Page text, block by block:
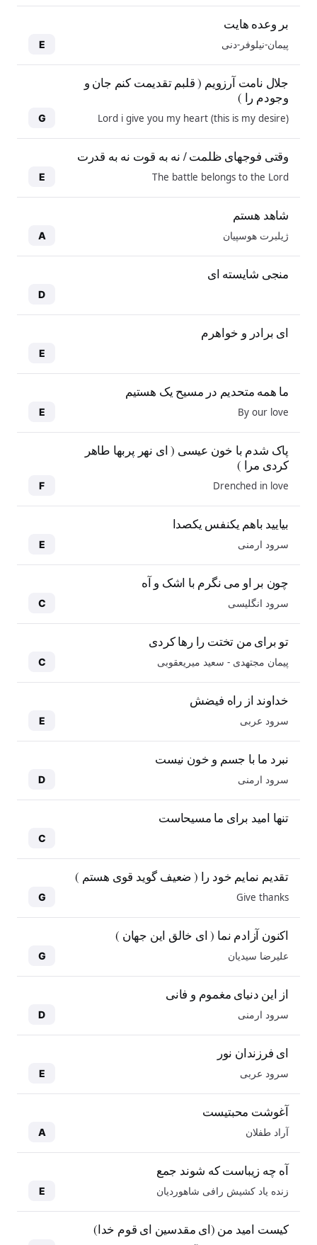
بر وعده هایت
پیمان-نیلوفر-دنی E
جلال نامت آرزویم ( قلبم تقدیمت کنم جان و
وجودم را )
Lord i give you my heart (this is my desire)
G
وقتی فوجهای ظلمت / نه به قوت نه به قدرت
The battle belongs to the Lord
E
شاهد هستم
ژیلبرت هوسپیان A
منجی شایسته ای
D
ای برادر و خواهرم
E
ما همه متحدیم در مسیح یک هستیم
By our love
E
پاک شدم با خون عیسی ( ای نهر پربها طاهر
کردی مرا )
Drenched in love
F
بیایید باهم یکنفس یکصدا
سرود ارمنی E
چون بر او می نگرم با اشک و آه
سرود انگلیسی C
تو برای من تختت را رها کردی
پیمان مجتهدی - سعید میریعقوبی C
خداوند از راه فیضش
سرود عربی E
نبرد ما با جسم و خون نیست
سرود ارمنی D
تنها امید برای ما مسیحاست
C
تقدیم نمایم خود را ( ضعیف گوید قوی هستم )
Give thanks
G
اکنون آزادم نما ( ای خالق این جهان )
علیرضا سیدیان G
از این دنیای مغموم و فانی
سرود ارمنی D
ای فرزندان نور
سرود عربی E
آغوشت محبتیست
آراد طفلان A
آه چه زیباست که شوند جمع
زنده یاد کشیش رافی شاهوردیان E
کیست امید من (ای مقدسین ای قوم خدا)